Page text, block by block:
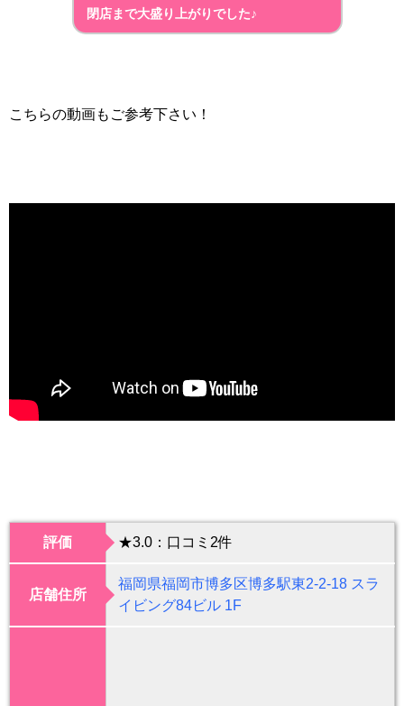
閉店まで大盛り上がりでした♪
こちらの動画もご参考下さい！
評価 ★3.0：口コミ2件
店舗住所
福岡県福岡市博多区博多駅東2-2-18 スラ
イビング84ビル 1F